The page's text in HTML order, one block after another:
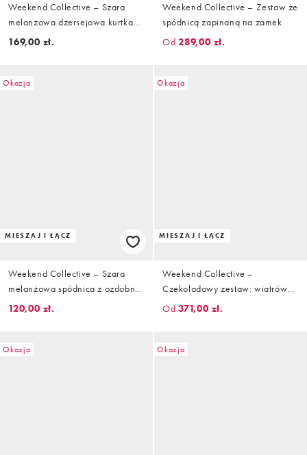
Weekend Collective – Szara
melanżowa dżersejowa kurtka
dresowa zapinana na zamek
169,00 zł.
Weekend Collective – Zestaw ze
spódnicą zapinaną na zamek
Od 289,00 zł.
Okazja
MIESZAJ I ŁĄCZ
Weekend Collective – Szara
melanżowa spódnica z ozdobną
talią, część zestawu
120,00 zł.
Okazja
MIESZAJ I ŁĄCZ
Weekend Collective –
Czekoladowy zestaw: wiatrówka
i nylonowe joggersy z
Od 371,00 zł.
Okazja Okazja